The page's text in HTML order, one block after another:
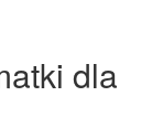
dla